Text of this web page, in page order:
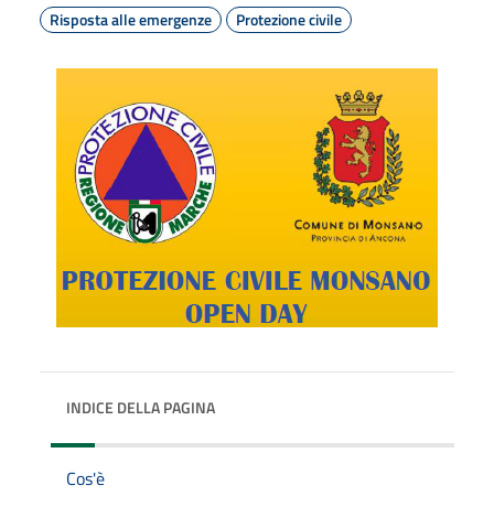
Risposta alle emergenze
Protezione civile
INDICE DELLA PAGINA
Cos'è